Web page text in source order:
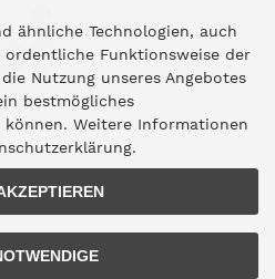
ähnliche Technologien, auch
Funktionsweise der
Nutzung unseres Angebotes
bestmögliches
Weitere Informationen